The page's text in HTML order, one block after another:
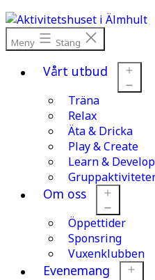
Hoppa
till
innehåll
Meny Stäng
Vårt utbud
Träna
Relax
Äta & Dricka
Play & Create
Learn & Develop
Om oss
Öppna
meny
Öppettider
Sponsring
Vuxenklubben
Evenemang